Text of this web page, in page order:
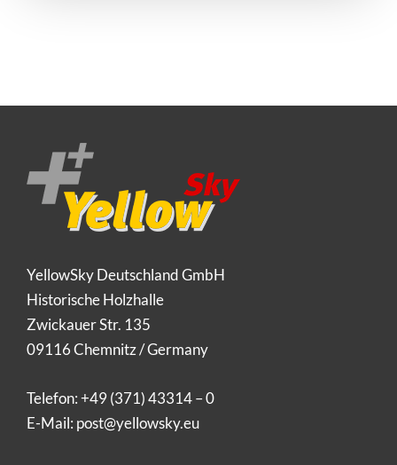
YellowSky Deutschland GmbH
Historische Holzhalle
Zwickauer Str. 135
09116 Chemnitz / Germany
Telefon:+49 (371) 43314 – 0
E-Mail: post@yellowsky.eu